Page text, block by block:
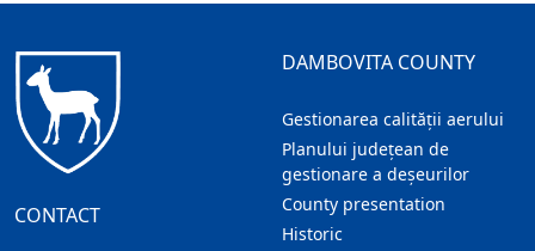
CONTACT
DAMBOVITA COUNTY
Gestionarea calității aerului
Planului județean de
gestionare a deșeurilor
County presentation
Historic